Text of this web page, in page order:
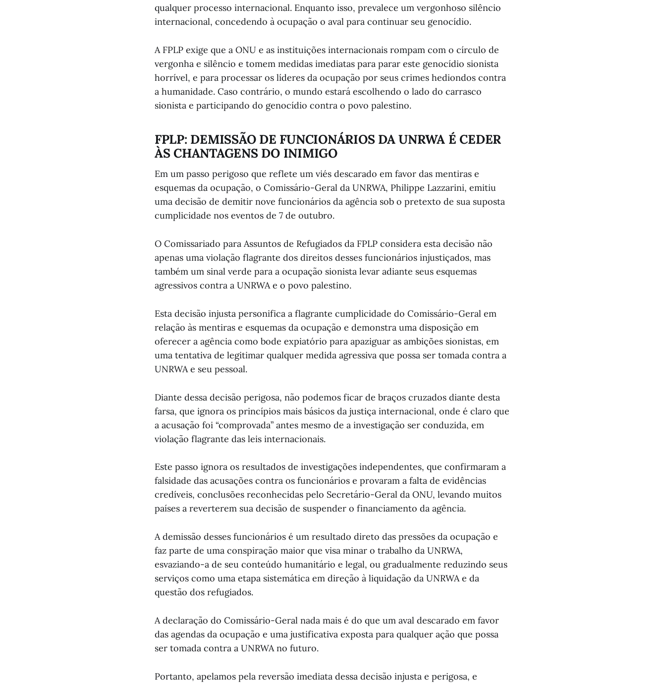
qualquer processo internacional. Enquanto isso, prevalece um vergonhoso silêncio
internacional, concedendo à ocupação o aval para continuar seu genocídio.
A FPLP exige que a ONU e as instituições internacionais rompam com o círculo de
vergonha e silêncio e tomem medidas imediatas para parar este genocídio sionista
horrível, e para processar os líderes da ocupação por seus crimes hediondos contra
a humanidade. Caso contrário, o mundo estará escolhendo o lado do carrasco
sionista e participando do genocídio contra o povo palestino.
FPLP: DEMISSÃO DE FUNCIONÁRIOS DA UNRWA É CEDER
ÀS CHANTAGENS DO INIMIGO
Em um passo perigoso que reflete um viés descarado em favor das mentiras e
esquemas da ocupação, o Comissário-Geral da UNRWA, Philippe Lazzarini, emitiu
uma decisão de demitir nove funcionários da agência sob o pretexto de sua suposta
cumplicidade nos eventos de 7 de outubro.
O Comissariado para Assuntos de Refugiados da FPLP considera esta decisão não
apenas uma violação flagrante dos direitos desses funcionários injustiçados, mas
também um sinal verde para a ocupação sionista levar adiante seus esquemas
agressivos contra a UNRWA e o povo palestino.
Esta decisão injusta personifica a flagrante cumplicidade do Comissário-Geral em
relação às mentiras e esquemas da ocupação e demonstra uma disposição em
oferecer a agência como bode expiatório para apaziguar as ambições sionistas, em
uma tentativa de legitimar qualquer medida agressiva que possa ser tomada contra a
UNRWA e seu pessoal.
Diante dessa decisão perigosa, não podemos ficar de braços cruzados diante desta
farsa, que ignora os princípios mais básicos da justiça internacional, onde é claro que
a acusação foi “comprovada” antes mesmo de a investigação ser conduzida, em
violação flagrante das leis internacionais.
Este passo ignora os resultados de investigações independentes, que confirmaram a
falsidade das acusações contra os funcionários e provaram a falta de evidências
credíveis, conclusões reconhecidas pelo Secretário-Geral da ONU, levando muitos
países a reverterem sua decisão de suspender o financiamento da agência.
A demissão desses funcionários é um resultado direto das pressões da ocupação e
faz parte de uma conspiração maior que visa minar o trabalho da UNRWA,
esvaziando-a de seu conteúdo humanitário e legal, ou gradualmente reduzindo seus
serviços como uma etapa sistemática em direção à liquidação da UNRWA e da
questão dos refugiados.
A declaração do Comissário-Geral nada mais é do que um aval descarado em favor
das agendas da ocupação e uma justificativa exposta para qualquer ação que possa
ser tomada contra a UNRWA no futuro.
Portanto, apelamos pela reversão imediata dessa decisão injusta e perigosa, e